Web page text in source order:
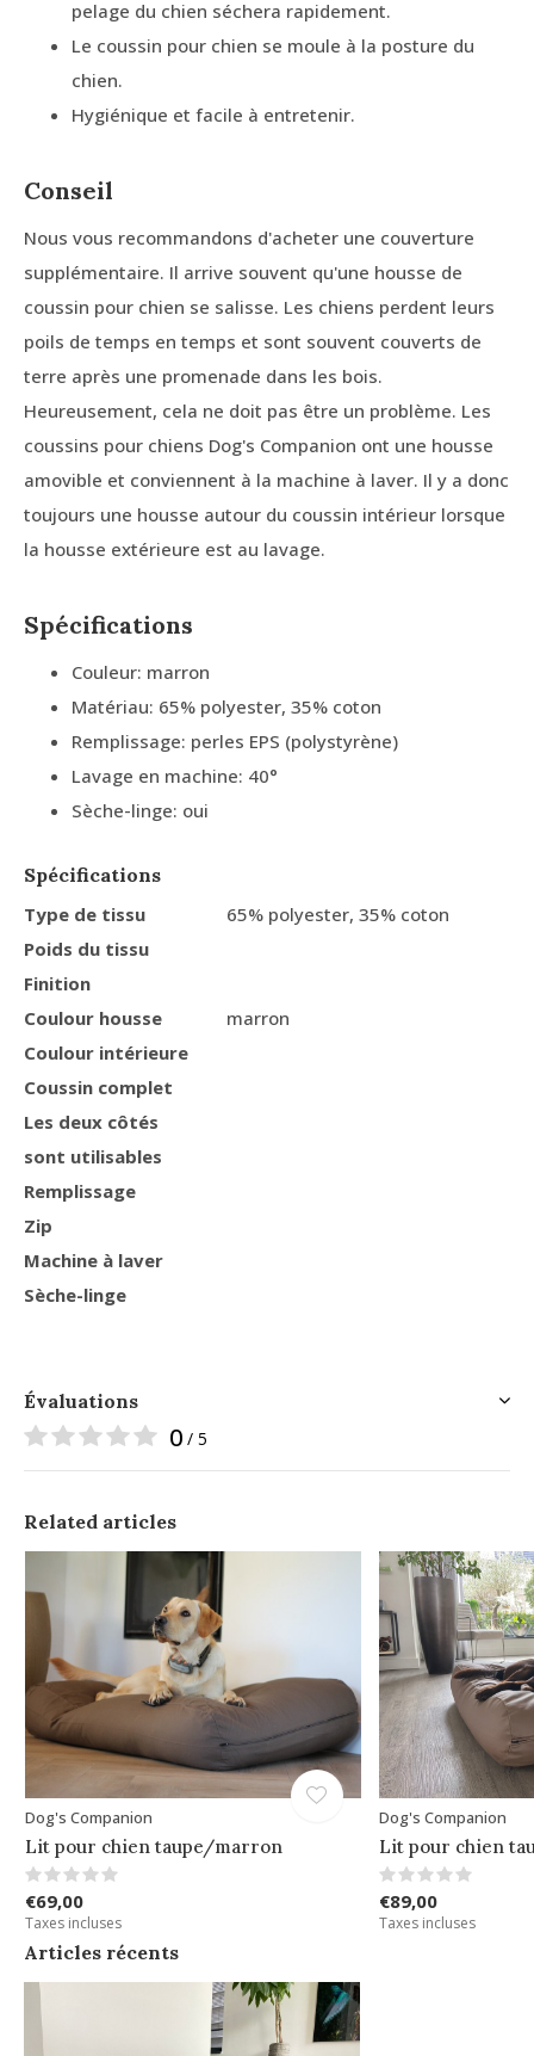
pelage du chien séchera rapidement.
Le coussin pour chien se moule à la posture du
chien.
Hygiénique et facile à entretenir.
Conseil
Nous vous recommandons d'acheter une couverture
supplémentaire. Il arrive souvent qu'une housse de
coussin pour chien se salisse. Les chiens perdent leurs
poils de temps en temps et sont souvent couverts de
terre après une promenade dans les bois.
Heureusement, cela ne doit pas être un problème. Les
coussins pour chiens Dog's Companion ont une housse
amovible et conviennent à la machine à laver. Il y a donc
toujours une housse autour du coussin intérieur lorsque
la housse extérieure est au lavage.
Spécifications
Couleur: marron
Matériau: 65% polyester, 35% coton
Remplissage: perles EPS (polystyrène)
Lavage en machine: 40°
Sèche-linge: oui
Spécifications
Type de tissu
65% polyester, 35% coton
Poids du tissu
Finition
Coulour housse
marron
Coulour intérieure
Coussin complet
Les deux côtés
sont utilisables
Remplissage
Zip
Machine à laver
Sèche-linge
Évaluations
0 / 5
Related articles
Dog's Companion
Lit pour chien taupe/marron
€69,00
Taxes incluses
Dog's Companion
Lit pour chien
€89,00
Taxes incluses
Articles récents